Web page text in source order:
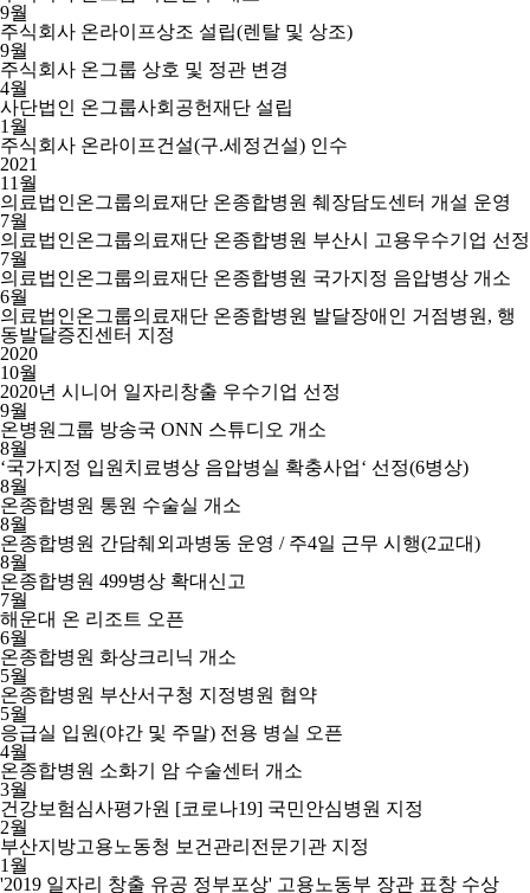
9월
주식회사 온라이프상조 설립(렌탈 및 상조)
9월
주식회사 온그룹 상호 및 정관 변경
4월
사단법인 온그룹사회공헌재단 설립
1월
주식회사 온라이프건설(구.세정건설) 인수
2021
11월
의료법인온그룹의료재단 온종합병원 췌장담도센터 개설 운영
7월
의료법인온그룹의료재단 온종합병원 부산시 고용우수기업 선정
7월
의료법인온그룹의료재단 온종합병원 국가지정 음압병상 개소
6월
의료법인온그룹의료재단 온종합병원 발달장애인 거점병원, 행
동발달증진센터 지정
2020
10월
2020년 시니어 일자리창출 우수기업 선정
9월
온병원그룹 방송국 ONN 스튜디오 개소
8월
‘국가지정 입원치료병상 음압병실 확충사업‘ 선정(6병상)
8월
온종합병원 통원 수술실 개소
8월
온종합병원 간담췌외과병동 운영 / 주4일 근무 시행(2교대)
8월
온종합병원 499병상 확대신고
7월
해운대 온 리조트 오픈
6월
온종합병원 화상크리닉 개소
5월
온종합병원 부산서구청 지정병원 협약
5월
응급실 입원(야간 및 주말) 전용 병실 오픈
4월
온종합병원 소화기 암 수술센터 개소
3월
건강보험심사평가원 [코로나19] 국민안심병원 지정
2월
부산지방고용노동청 보건관리전문기관 지정
1월
'2019 일자리 창출 유공 정부포상' 고용노동부 장관 표창 수상